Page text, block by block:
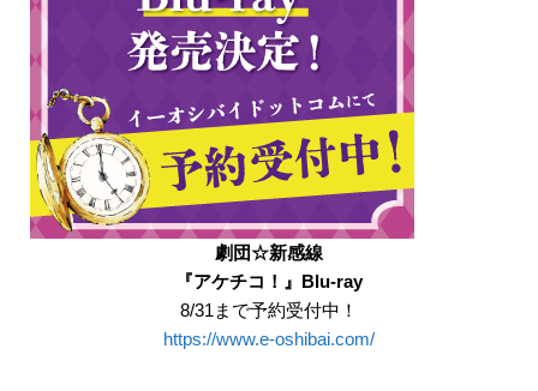
劇団☆新感線
『アケチコ！』Blu-ray
8/31まで予約受付中！
https://www.e-oshibai.com/